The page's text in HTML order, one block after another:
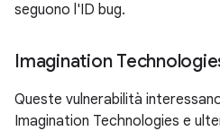
seguono l'ID bug.
Imagination
Queste vulnerabilità
Imagination Technologies e